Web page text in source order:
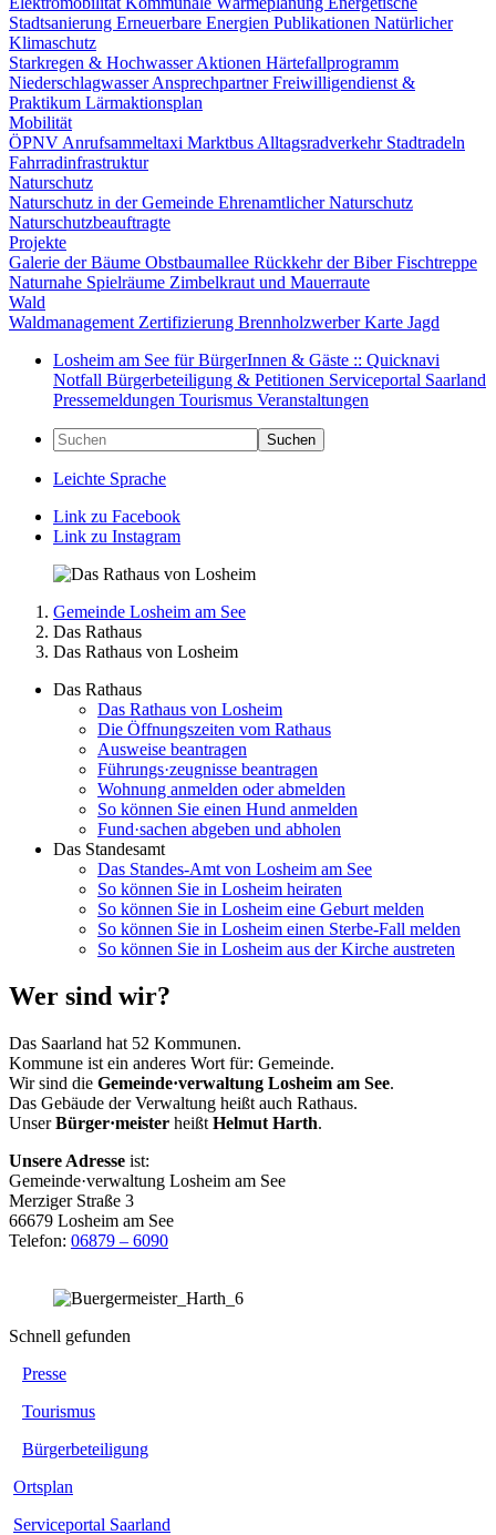
Stadtsanierung Erneuerbare Energien Publikationen Natürlicher
Klimaschutz
Starkregen & HochwasserAktionen Härtefallprogramm
NiederschlagwasserAnsprechpartnerFreiwilligendienst &
Praktikum Lärmaktionsplan
Mobilität
ÖPNV Anrufsammeltaxi Marktbus Alltagsradverkehr Stadtradeln
Fahrradinfrastruktur
Naturschutz
Naturschutz in der Gemeinde Ehrenamtlicher Naturschutz
Naturschutzbeauftragte
Projekte
Galerie der Bäume Obstbaumallee Rückkehr der BiberFischtreppe
Naturnahe Spielräume Zimbelkraut und Mauerraute
Wald
Waldmanagement Zertifizierung BrennholzwerberKarte Jagd
Losheim am See für BürgerInnen & Gäste :: Quicknavi
Notfall Bürgerbeteiligung & Petitionen Serviceportal Saarland
Pressemeldungen Tourismus Veranstaltungen
Suchen
Leichte Sprache
Link zu Facebook
Link zu Instagram
Gemeinde Losheim am See
Das Rathaus
Das Rathaus von Losheim
Das Rathaus
Das Rathaus von Losheim
Die Öffnungszeiten vom Rathaus
Ausweise beantragen
Führungs·zeugnisse beantragen
Wohnung anmelden oder abmelden
So können Sie einen Hund anmelden
Fund·sachen abgeben und abholen
Das Standesamt
Das Standes-Amt von Losheim am See
So können Sie in Losheim heiraten
So können Sie in Losheim eine Geburt melden
So können Sie in Losheim einen Sterbe-Fall melden
So können Sie in Losheim aus der Kirche austreten
Wer sind wir?
Das Saarland hat 52 Kommunen.
Kommune ist ein anderes Wort für: Gemeinde.
Wir sind die Gemeinde·verwaltung Losheim am See.
Das Gebäude der Verwaltung heißt auch Rathaus.
UnserBürger·meister heißt Helmut Harth.
Unsere Adresse ist:
Gemeinde·verwaltung Losheim am See
Merziger Straße 3
66679 Losheim am See
Telefon: 06879 – 6090
Schnell gefunden
Presse
Tourismus
Bürgerbeteiligung
Ortsplan
Serviceportal Saarland